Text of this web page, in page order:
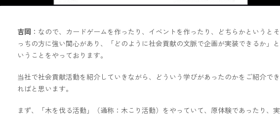
吉岡 ：なので、カードゲームを作ったり、イベントを作ったり、どちらかというとそ
っちの方に強い関心があり、「どのように社会貢献の文脈で企画が実装できるか」と
いうことをやっております。
当社で社会貢献活動を紹介していきながら、どういう学びがあったのかをご紹介でき
ればと思います。
まず、「木を伐る活動」（通称：木こり活動）をやっていて、原体験であったり、実